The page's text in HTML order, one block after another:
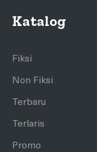
Katalog
Fiksi
Non Fiksi
Terbaru
Terlaris
Promo